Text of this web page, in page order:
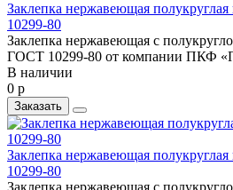
Заклепка нержавеющая
10299-80
Заклепка нержавеющая с
ГОСТ 10299-80 от компании ПКФ
В наличии
0 р
Заказать
Заклепка нержавеющая
10299-80
Заклепка нержавеющая с